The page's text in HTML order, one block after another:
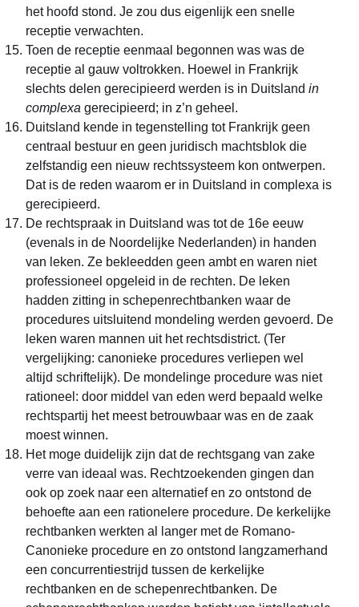
het hoofd stond. Je zou dus eigenlijk een snelle
receptie verwachten.
Toen de receptie eenmaal begonnen was was de
receptie al gauw voltrokken. Hoewel in Frankrijk
slechts delen gerecipieerd werden is in Duitsland in
complexa gerecipieerd; in z’n geheel.
Duitsland kende in tegenstelling tot Frankrijk geen
centraal bestuur en geen juridisch machtsblok die
zelfstandig een nieuw rechtssysteem kon ontwerpen.
Dat is de reden waarom er in Duitsland in complexa is
gerecipieerd.
De rechtspraak in Duitsland was tot de 16e eeuw
(evenals in de Noordelijke Nederlanden) in handen
van leken. Ze bekleedden geen ambt en waren niet
professioneel opgeleid in de rechten. De leken
hadden zitting in schepenrechtbanken waar de
procedures uitsluitend mondeling werden gevoerd. De
leken waren mannen uit het rechtsdistrict. (Ter
vergelijking: canonieke procedures verliepen wel
altijd schriftelijk). De mondelinge procedure was niet
rationeel: door middel van eden werd bepaald welke
rechtspartij het meest betrouwbaar was en de zaak
moest winnen.
Het moge duidelijk zijn dat de rechtsgang van zake
verre van ideaal was. Rechtzoekenden gingen dan
ook op zoek naar een alternatief en zo ontstond de
behoefte aan een rationelere procedure. De kerkelijke
rechtbanken werkten al langer met de Romano-
Canonieke procedure en zo ontstond langzamerhand
een concurrentiestrijd tussen de kerkelijke
rechtbanken en de schepenrechtbanken. De